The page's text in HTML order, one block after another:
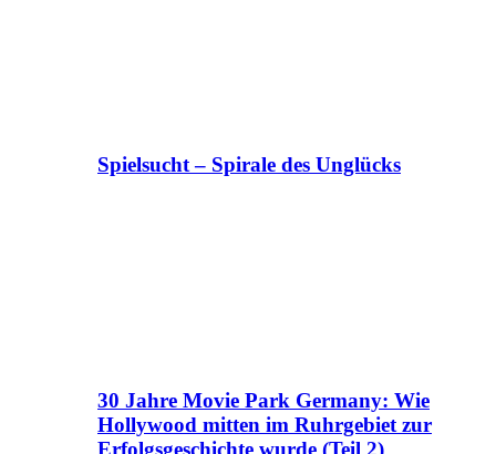
Spielsucht – Spirale des Unglücks
30 Jahre Movie Park Germany: Wie
Hollywood mitten im Ruhrgebiet zur
Erfolgsgeschichte wurde (Teil 2)